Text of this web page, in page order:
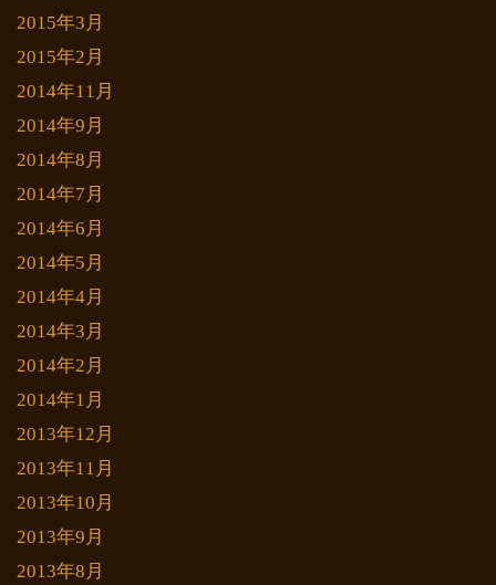
2015年3月
2015年2月
2014年11月
2014年9月
2014年8月
2014年7月
2014年6月
2014年5月
2014年4月
2014年3月
2014年2月
2014年1月
2013年12月
2013年11月
2013年10月
2013年9月
2013年8月